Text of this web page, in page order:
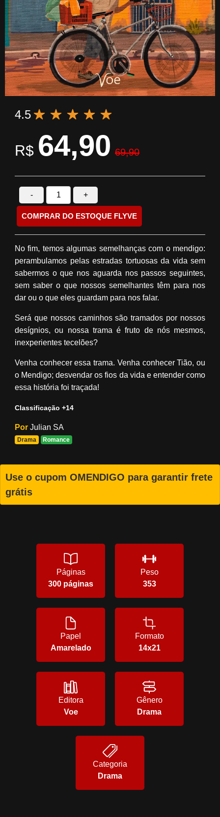
4.5
R$ 64,90 69,90
- +
COMPRAR DO ESTOQUE FLYVE
No fim, temos algumas semelhanças com o mendigo:
perambulamos pelas estradas tortuosas da vida sem
sabermos o que nos aguarda nos passos seguintes,
sem saber o que nossos semelhantes têm para nos
dar ou o que eles guardam para nos falar.
Será que nossos caminhos são tramados por nossos
desígnios, ou nossa trama é fruto de nós mesmos,
inexperientes tecelões?
Venha conhecer essa trama. Venha conhecer Tião, ou
o Mendigo; desvendar os fios da vida e entender como
essa história foi traçada!
Classificação +14
Por Julian SA
Drama Romance
Use o cupom OMENDIGO para garantir frete
grátis
Páginas
300 páginas
Peso
353
Papel
Amarelado
Formato
14x21
Editora
Voe
Gênero
Drama
Categoria
Drama